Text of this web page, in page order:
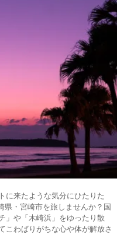
に来たような気分にひたりた
・宮崎市を旅しませんか？国
」や「木崎浜」をゆったり散
こわばりがちな心や体が解放さ